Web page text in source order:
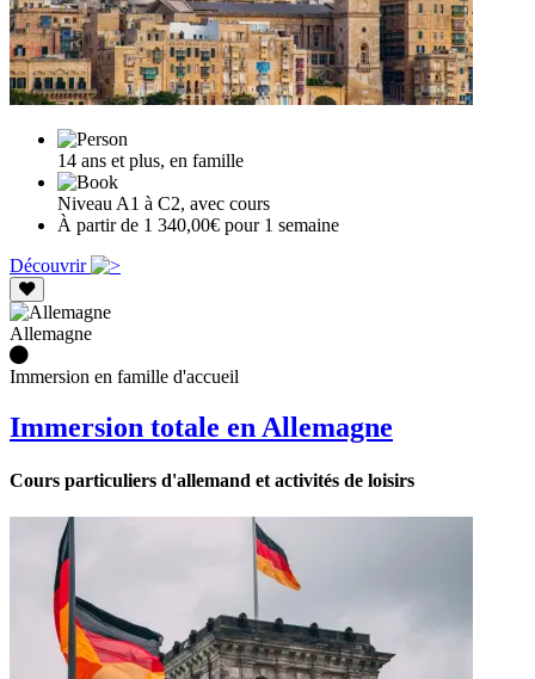
14 ans et plus, en famille
Niveau A1 à C2, avec cours
À partir de 1 340,00€ pour 1 semaine
Découvrir
Allemagne
Immersion en famille d'accueil
Immersion totale en Allemagne
Cours particuliers d'allemand et activités de loisirs